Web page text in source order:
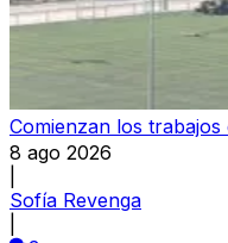
Comienzan los
8 ago 2026
Sofía Revenga